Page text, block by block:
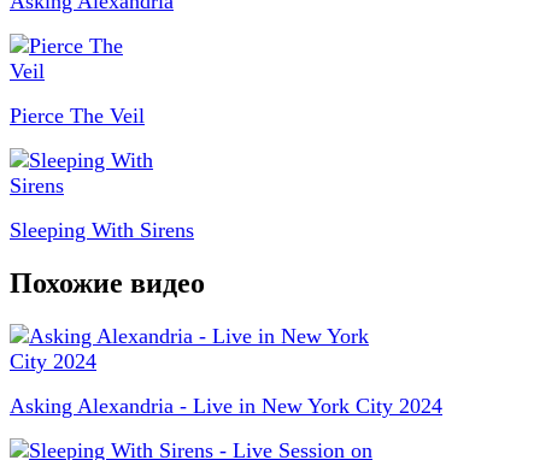
Pierce The Veil
Sleeping With Sirens
Похожие видео
Asking Alexandria - Live in New York City 2024